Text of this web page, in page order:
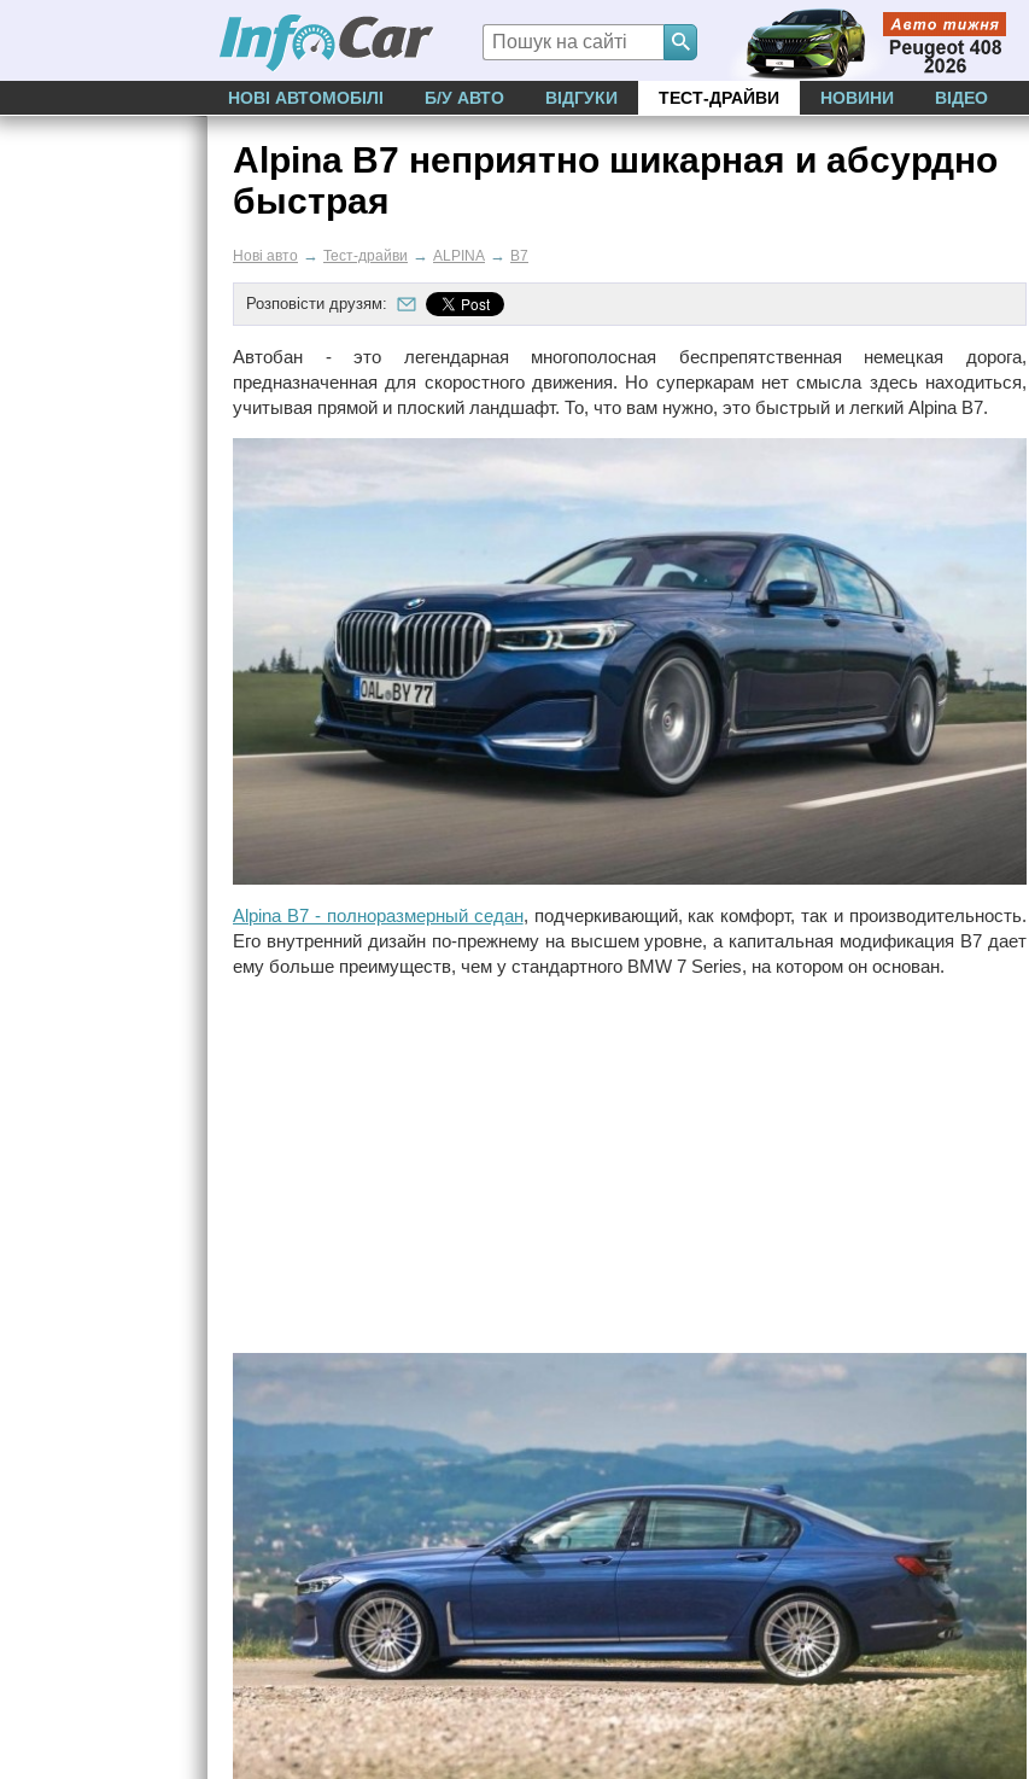
НОВІ АВТОМОБІЛІ Б/У АВТО ВІДГУКИ ТЕСТ-ДРАЙВИ НОВИНИ ВІДЕО
Alpina B7 неприятно шикарная и абсурдно
быстрая
Нові авто → Тест-драйви → ALPINA → B7
Розповісти друзям:
Автобан - это легендарная многополосная беспрепятственная немецкая дорога,
предназначенная для скоростного движения. Но суперкарам нет смысла здесь находиться,
учитывая прямой и плоский ландшафт. То, что вам нужно, это быстрый и легкий Alpina B7.
Alpina B7 - полноразмерный седан, подчеркивающий, как комфорт, так и производительность.
Его внутренний дизайн по-прежнему на высшем уровне, а капитальная модификация B7 дает
ему больше преимуществ, чем у стандартного BMW 7 Series, на котором он основан.